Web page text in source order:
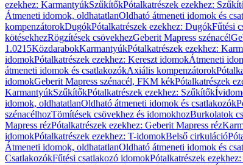
ezekhez: KarmantyúkSzűkítőkPótalkatrészek ezekhez:
Átmeneti idomok, oldhatatlanOldható átmeneti idomok és
kompenzátorokDugókPótalkatrészek ezekhez: DugókFűtési
kötésekhezRögzítések csövekhezGeberit Mapress szénacél
1.0215KözdarabokKarmantyúkPótalkatrészek ezekhez:
idomokPótalkatrészek ezekhez: Kereszt idomokÁtmeneti
átmeneti idomok és csatlakozókAxiális kompenzátorok
idomokGeberit Mapress szénacél, FKM kékPótalkatrészek
KarmantyúkSzűkítőkPótalkatrészek ezekhez: Szűkítők
idomok, oldhatatlanOldható átmeneti idomok és csatlakozók
szénacélhozTömítések csövekhez és idomokhozBurkolatok
Mapress rézPótalkatrészek ezekhez: Geberit Mapress réz
idomokPótalkatrészek ezekhez: T-idomokBelső cirkuláció
Átmeneti idomok, oldhatatlanOldható átmeneti idomok és
CsatlakozókFűtési csatlakozó idomokPótalkatrészek